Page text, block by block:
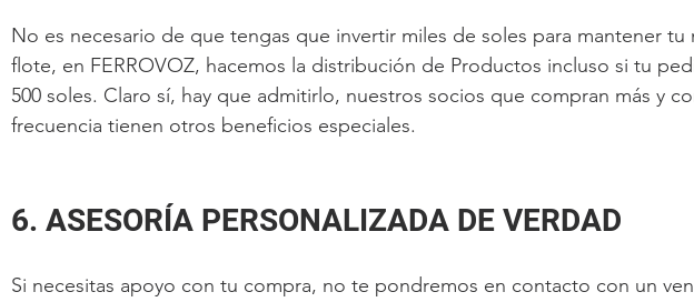
No es necesario de que tengas que invertir miles de soles para mantener tu
flote, en FERROVOZ, hacemos la distribución de Productos incluso si tu
500 soles. Claro sí, hay que admitirlo, nuestros socios que compran más y
frecuencia tienen otros beneficios especiales.
6. ASESORÍA PERSONALIZADA DE VERDAD
Si necesitas apoyo con tu compra, no te pondremos en contacto con un